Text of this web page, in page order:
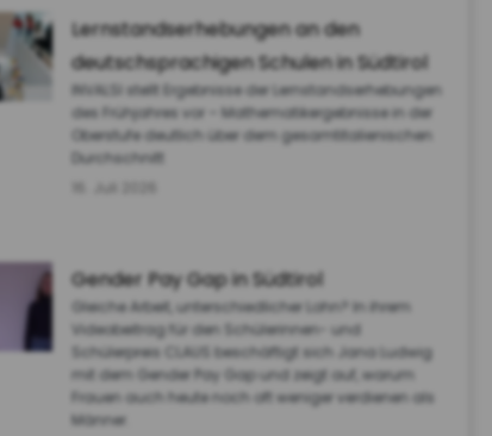
Lernstandserhebungen an den
deutschsprachigen Schulen in Südtirol
INVALSI stellt Ergebnisse der Lernstandserhebungen
des Frühjahres vor – Mathematikergebnisse in der
Oberstufe deutlich über dem gesamtitalienischen
Durchschnitt
Gender Pay Gap in Südtirol
Gleiche Arbeit, unterschiedlicher Lohn? In ihrem
Videobeitrag für den Schülerinnen- und
Schülerpreis CLAUS beschäftigt sich Jana Ludwig
mit dem Gender Pay Gap und zeigt auf, warum
Frauen auch heute noch oft weniger verdienen als
Männer.